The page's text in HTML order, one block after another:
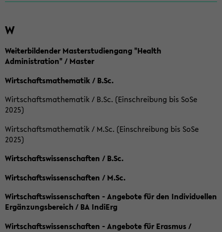
W
Weiterbildender Masterstudiengang "Health
Administration" / Master
Wirtschaftsmathematik / B.Sc.
Wirtschaftsmathematik / B.Sc. (Einschreibung bis SoSe
2025)
Wirtschaftsmathematik / M.Sc. (Einschreibung bis SoSe
2025)
Wirtschaftswissenschaften / B.Sc.
Wirtschaftswissenschaften / M.Sc.
Wirtschaftswissenschaften - Angebote für den Individuellen
Ergänzungsbereich / BA IndiErg
Wirtschaftswissenschaften - Angebote für Erasmus /